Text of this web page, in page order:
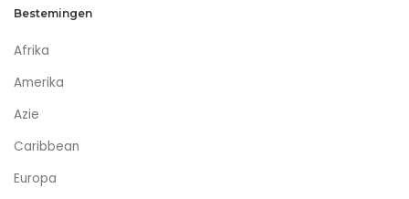
Bestemingen
Afrika
Amerika
Azie
Caribbean
Europa